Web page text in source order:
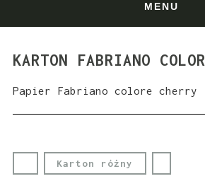
MENU
KARTON FABRIANO
Papier Fabriano colore cherry
Karton różny